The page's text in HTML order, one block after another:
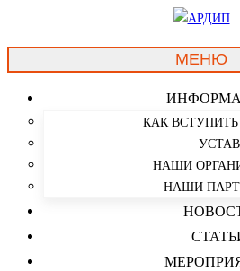
МЕНЮ
КАК
УСТАВ
НАШИ
НАШИ